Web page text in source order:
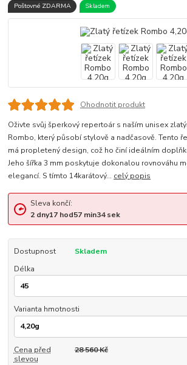
Poštovné ZDARMA Skladem
Ohodnotit produkt
Oživte svůj šperkový repertoár s naším unisex
Rombo, který působí stylově a nadčasově. Tento
má propletený design, což ho činí ideálním
Jeho šířka 3 mm poskytuje dokonalou rovnováhu
elegancí. S tímto 14karátový... celý popis
Sleva končí:
2 dny17hod57min34sek
Dostupnost
Skladem
Délka
Varianta hmotnosti
Cena před
slevou
28 560 Kč